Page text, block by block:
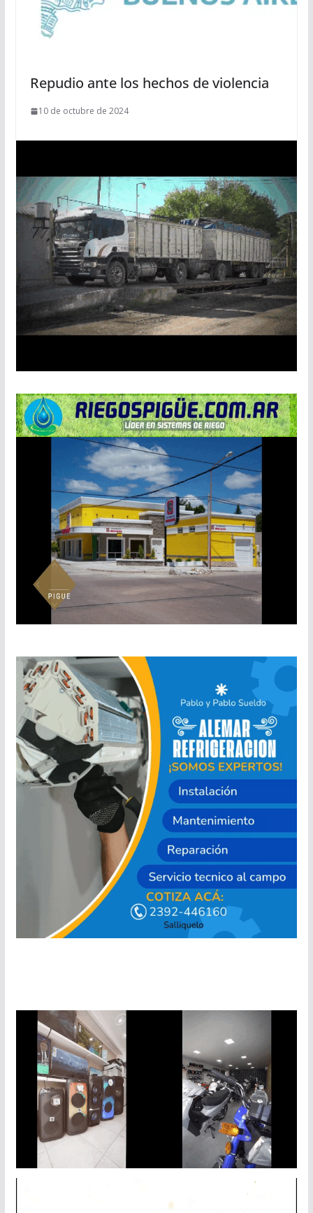
Repudio ante los hechos de violencia
10 de octubre de 2024